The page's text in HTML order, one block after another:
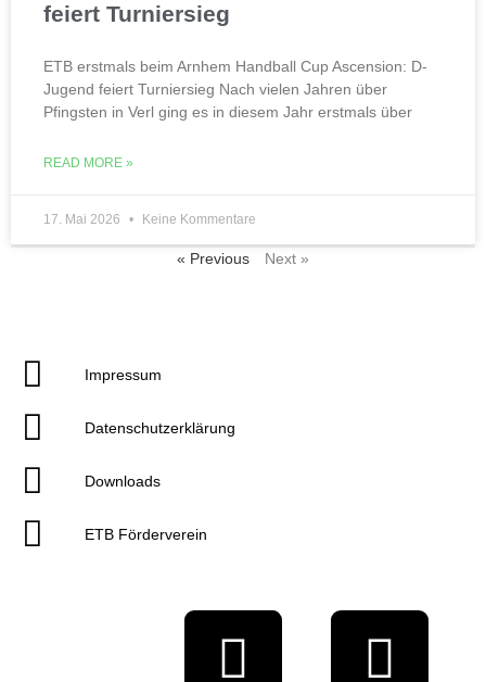
feiert Turniersieg
ETB erstmals beim Arnhem Handball Cup Ascension: D-
Jugend feiert Turniersieg Nach vielen Jahren über
Pfingsten in Verl ging es in diesem Jahr erstmals über
READ MORE »
17. Mai 2026 Keine Kommentare
« Previous Next »
Impressum
Datenschutzerklärung
Downloads
ETB Förderverein